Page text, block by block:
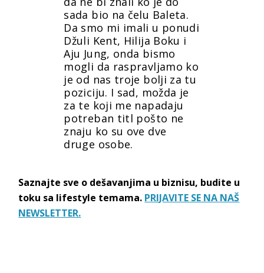
sada bio na čelu Baleta.
Da smo mi imali u ponudi
Džuli Kent, Hilija Boku i
Aju Jung, onda bismo
mogli da raspravljamo ko
je od nas troje bolji za tu
poziciju. I sad, možda je
za te koji me napadaju
potreban titl pošto ne
znaju ko su ove dve
druge osobe.
Saznajte sve o dešavanjima u biznisu, budite u
toku sa lifestyle temama. PRIJAVITE SE NA NAŠ
NEWSLETTER.